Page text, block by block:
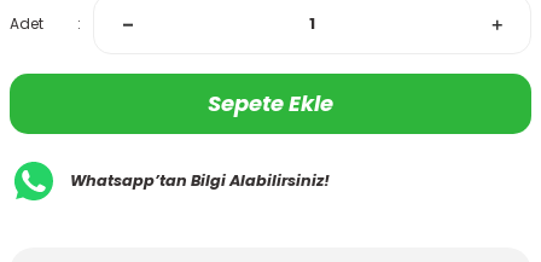
Adet
Sepete Ekle
Whatsapp’tan Bilgi Alabilirsiniz!